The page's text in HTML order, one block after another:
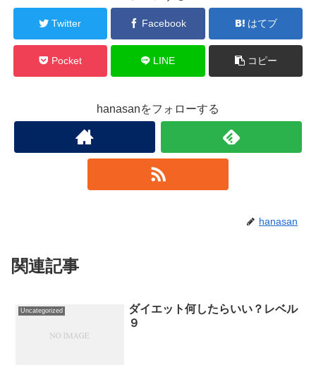
Twitter Facebook はてブ
Pocket LINE コピー
hanasanをフォローする
hanasan
関連記事
Uncategorized
ダイエット何したらいい？レベル
９